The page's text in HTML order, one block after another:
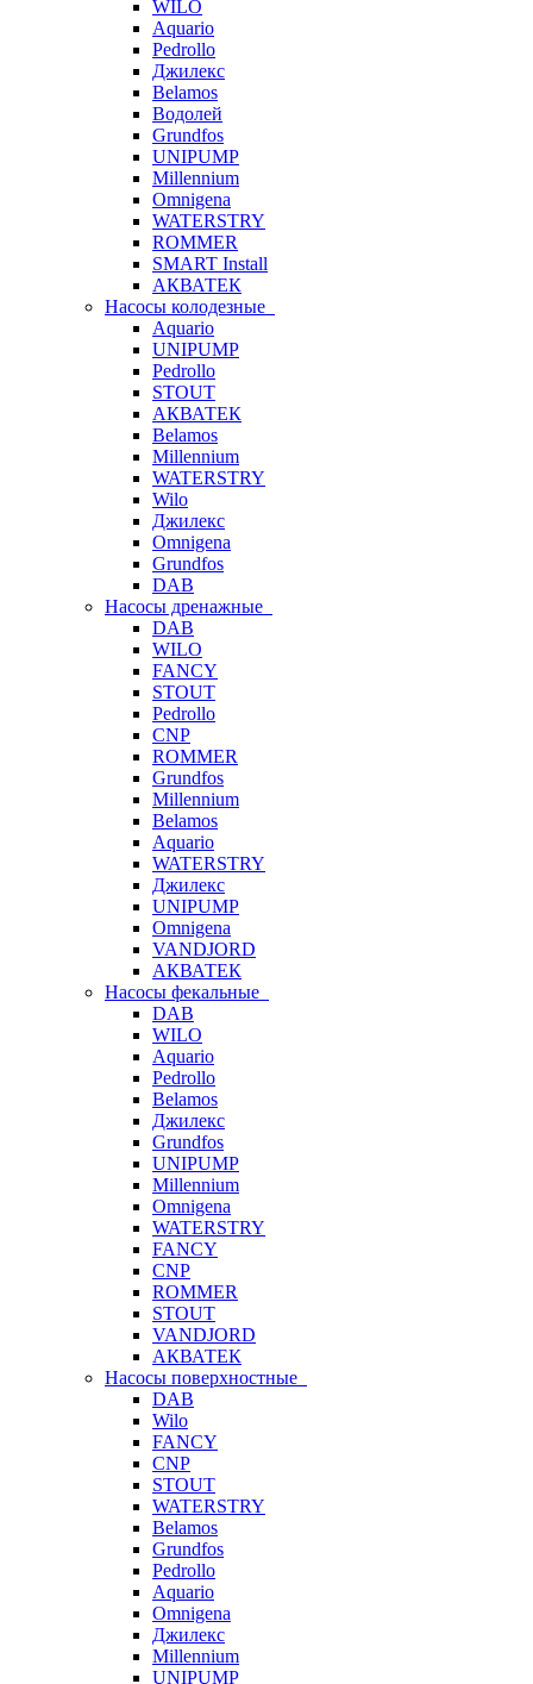
WILO
Aquario
Pedrollo
Джилекс
Belamos
Водолей
Grundfos
UNIPUMP
Millennium
Omnigena
WATERSTRY
ROMMER
SMART Install
АКВАТЕК
Насосы колодезные
Aquario
UNIPUMP
Pedrollo
STOUT
АКВАТЕК
Belamos
Millennium
WATERSTRY
Wilo
Джилекс
Omnigena
Grundfos
DAB
Насосы дренажные
DAB
WILO
FANCY
STOUT
Pedrollo
CNP
ROMMER
Grundfos
Millennium
Belamos
Aquario
WATERSTRY
Джилекс
UNIPUMP
Omnigena
VANDJORD
АКВАТЕК
Насосы фекальные
DAB
WILO
Aquario
Pedrollo
Belamos
Джилекс
Grundfos
UNIPUMP
Millennium
Omnigena
WATERSTRY
FANCY
CNP
ROMMER
STOUT
VANDJORD
АКВАТЕК
Насосы поверхностные
DAB
Wilo
FANCY
CNP
STOUT
WATERSTRY
Belamos
Grundfos
Pedrollo
Aquario
Omnigena
Джилекс
Millennium
UNIPUMP